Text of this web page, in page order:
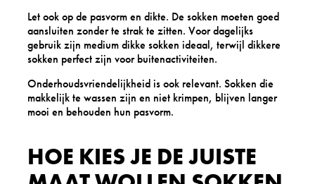
Let ook op de pasvorm en dikte. De sokken moeten goed
aansluiten zonder te strak te zitten. Voor dagelijks
gebruik zijn medium dikke sokken ideaal, terwijl dikkere
sokken perfect zijn voor buitenactiviteiten.
Onderhoudsvriendelijkheid is ook relevant. Sokken die
makkelijk te wassen zijn en niet krimpen, blijven langer
mooi en behouden hun pasvorm.
HOE KIES JE DE JUISTE